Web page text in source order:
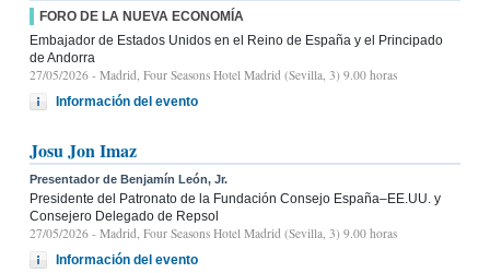
FORO DE LA NUEVA ECONOMÍA
Embajador de Estados Unidos en el Reino de España y el Principado
de Andorra
27/05/2026 - Madrid, Four Seasons Hotel Madrid (Sevilla, 3) 9.00 horas
Información del evento
Josu Jon Imaz
Presentador de Benjamín León, Jr.
Presidente del Patronato de la Fundación Consejo España–EE.UU. y
Consejero Delegado de Repsol
27/05/2026 - Madrid, Four Seasons Hotel Madrid (Sevilla, 3) 9.00 horas
Información del evento